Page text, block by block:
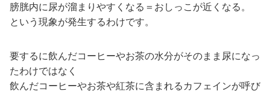
膀胱内に尿が溜まりやすくなる＝おしっこが近くなる。
という現象が発生するわけです。
要するに飲んだコーヒーやお茶の水分がそのまま尿になっ
たわけではなく
飲んだコーヒーやお茶や紅茶に含まれるカフェインが呼び